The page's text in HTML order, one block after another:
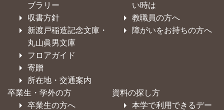
ブラリー
収書方針
新渡戸稲造記念文庫・
丸山眞男文庫
フロアガイド
寄贈
所在地・交通案内
い時は
教職員の方へ
障がいをお持ちの方へ
卒業生・学外の方
卒業生の方へ
資料の探し方
本学で利用できるデー